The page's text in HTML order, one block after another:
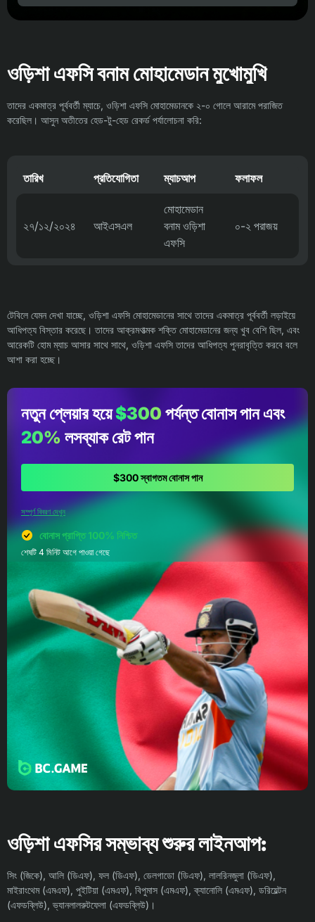
ওড়িশা এফসি বনাম মোহামেডান মুখোমুখি
তাদের একমাত্র পূর্ববর্তী ম্যাচে, ওড়িশা এফসি মোহামেডানকে ২-০ গোলে আরামে পরাজিত
করেছিল। আসুন অতীতের হেড-টু-হেড রেকর্ড পর্যালোচনা করি:
তারিখ প্রতিযোগিতা ম্যাচআপ ফলাফল
২৭/১২/২০২৪ আইএসএল
মোহামেডান
বনাম ওড়িশা
এফসি
০-২ পরাজয়
টেবিলে যেমন দেখা যাচ্ছে, ওড়িশা এফসি মোহামেডানের সাথে তাদের একমাত্র পূর্ববর্তী লড়াইয়ে
আধিপত্য বিস্তার করেছে। তাদের আক্রমণাত্মক শক্তি মোহামেডানের জন্য খুব বেশি ছিল, এবং
আরেকটি হোম ম্যাচ আসার সাথে সাথে, ওড়িশা এফসি তাদের আধিপত্য পুনরাবৃত্তি করবে বলে
আশা করা হচ্ছে।
নতুন প্লেয়ার হয়ে$300 পর্যন্ত বোনাস পান এবং
20% লসব্যাক রেট পান
$300 স্বাগতম বোনাস পান
সম্পূর্ণ বিবরণ দেখুন
বোনাস প্রাপ্তি 100% নিশ্চিত
শেষটি 4 মিনিট আগে পাওয়া গেছে
ওড়িশা এফসির সম্ভাব্য শুরুর লাইনআপ:
সিং (জিকে), আলি (ডিএফ), ফল (ডিএফ), ডেলগাডো (ডিএফ), লালরিনজুলা (ডিএফ),
মাইরাংথেম (এমএফ), পুইটিয়া (এমএফ), বিপুমাস (এমএফ), ক্যানোলি (এমএফ), ডরিয়েল্টন
(এফডব্লিউ), ভ্যানলালরুটফেলা (এফডব্লিউ)।